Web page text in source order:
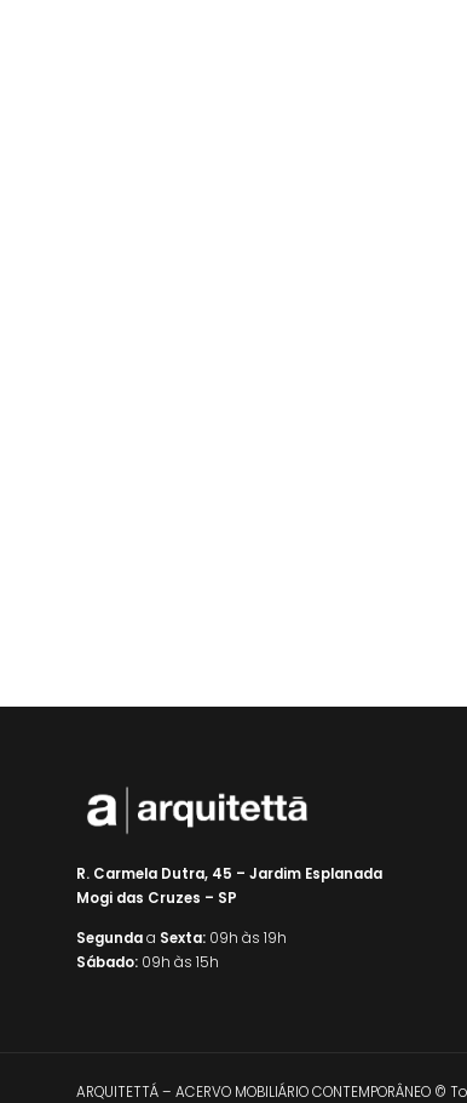
R. Carmela Dutra, 45 – Jardim Esplanada
Mogi das Cruzes – SP
Segundaa Sexta:09h às 19h
Sábado:09h às 15h
ARQUITETTÁ – ACERVO MOBILIÁRIO CONTEMPORÂNEO